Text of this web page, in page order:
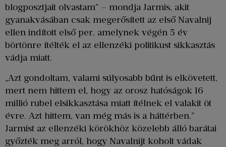
blogposztjait olvastam” – mondja Jarmis, akit
gyanakvásában csak megerősített az első Navalnij
ellen indított első per, amelynek végén 5 év
börtönre ítélték el az ellenzéki politikust sikkasztás
vádja miatt.
„Azt gondoltam, valami súlyosabb bűnt is elkövetett,
mert nem hittem el, hogy az orosz hatóságok 16
millió rubel elsikkasztása miatt ítélnek el valakit öt
évre. Azt hittem, van még más is a háttérben.”
Jarmist az ellenzéki körökhöz közelebb álló barátai
győzték meg arról, hogy Navalnijt koholt vádak